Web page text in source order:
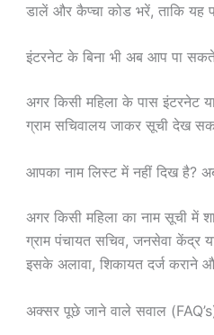
डालें और कैप्चा कोड भरें, ताकि यह
इंटरनेट के बिना भी अब आप पा
अगर किसी महिला के पास इंटरनेट
ग्राम सचिवालय जाकर सूची देख
आपका नाम लिस्ट में नहीं दिख है?
अगर किसी महिला का नाम सूची में
ग्राम पंचायत सचिव, जनसेवा केंद्र
इसके अलावा, शिकायत दर्ज कराने
अक्सर पूछे जाने वाले सवाल